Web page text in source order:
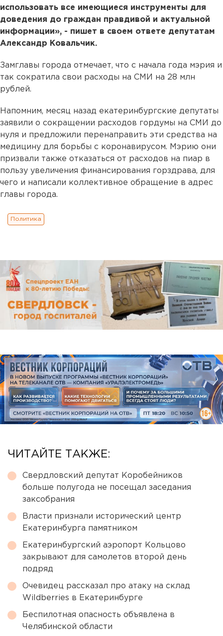
использовать все имеющиеся инструменты для
доведения до граждан правдивой и актуальной
информации», - пишет в своем ответе депутатам
Александр Ковальчик.
Замглавы города отмечает, что с начала года мэрия и
так сократила свои расходы на СМИ на 28 млн
рублей.
Напомним, месяц назад екатеринбургские депутаты
заявили о сокращении расходов гордумы на СМИ до
нуля и предложили перенаправить эти средства на
медицину для борьбы с коронавирусом. Мэрию они
призвали также отказаться от расходов на пиар в
пользу увеличения финансирования горздрава, для
чего и написали коллективное обращение в адрес
главы города.
Политика
ЧИТАЙТЕ ТАКЖЕ:
Свердловский депутат Коробейников
больше полугода не посещал заседания
заксобрания
Власти признали исторический центр
Екатеринбурга памятником
Екатеринбургский аэропорт Кольцово
закрывают для самолетов второй день
подряд
Очевидец рассказал про атаку на склад
Wildberries в Екатеринбурге
Беспилотная опасность объявлена в
Челябинской области